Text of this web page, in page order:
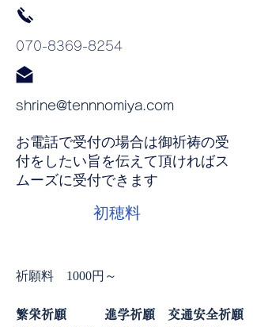
​070-8369-8254
shrine@tennnomiya.com
お電話で受付の場合は御祈祷の受
付をしたい旨を伝えて頂ければス
ムーズに受付できます
​初穂料
祈願料 1000円～
繁栄祈願 進学祈願 交通安全祈願